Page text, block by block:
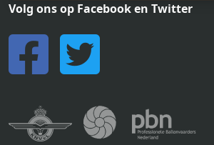
Volg ons op Facebook en Twitter